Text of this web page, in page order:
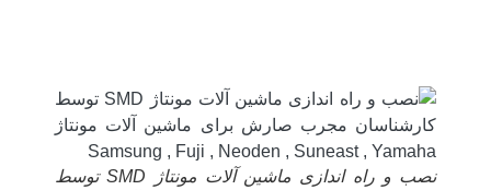
نصب و راه اندازی ماشین آلات مونتاژ SMD توسط